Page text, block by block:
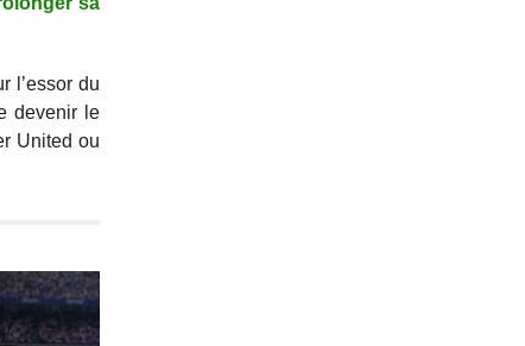
l’essor du
devenir le
United ou